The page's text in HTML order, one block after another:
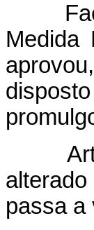
Faço
Medida
passa a